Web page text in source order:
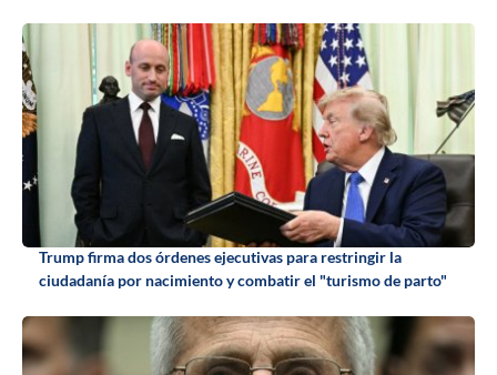
Trump firma dos órdenes ejecutivas para restringir la
ciudadanía por nacimiento y combatir el "turismo de parto"